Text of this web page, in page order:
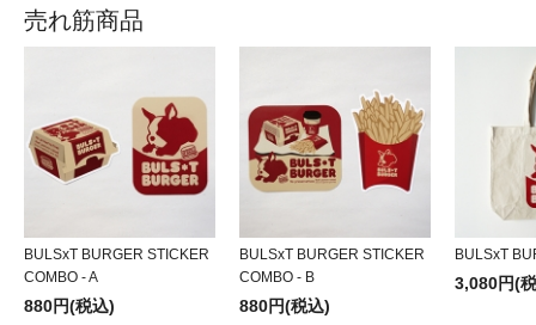
売れ筋商品
BULSxT BURGER STICKER
COMBO - A
880円(税込)
BULSxT BURGER STICKER
COMBO - B
880円(税込)
BULSxT
3,080円(